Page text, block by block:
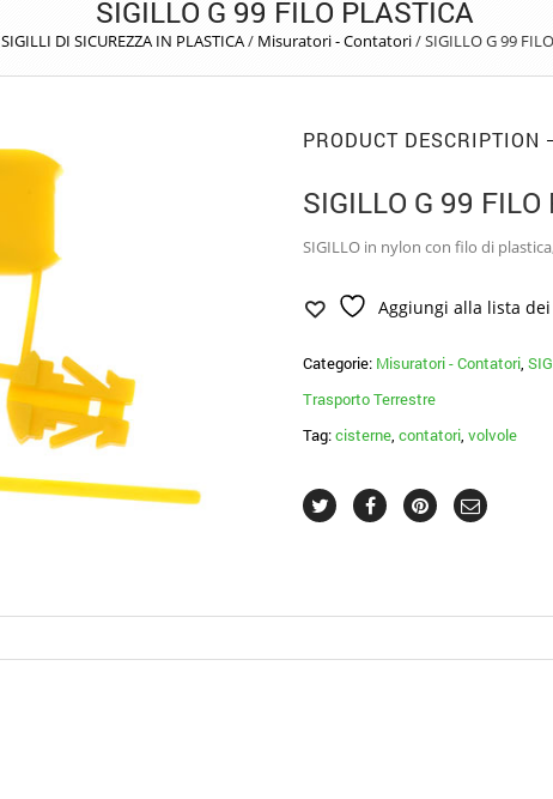
SIGILLO G 99 FILO PLASTICA
SIGILLI DI SICUREZZA IN PLASTICA/ Misuratori - Contatori/SIGILLO G 99
PRODUCT DESCRIPTION
SIGILLO G 99 FILO
SIGILLO in nylon con filo di
Aggiungi alla lista
Categorie: Misuratori - Contatori,
Trasporto Terrestre
Tag:cisterne, contatori, volvole